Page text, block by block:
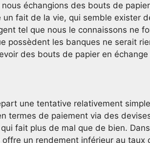
échangions des bouts de
un fait de la vie, qui semble exister
tel que nous le connaissons ne
possèdent les banques ne serait
des bouts de papier en
une tentative relativement
termes de paiement via des
fait plus de mal que de bien.
un rendement inférieur au taux